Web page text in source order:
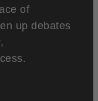
of
up debates